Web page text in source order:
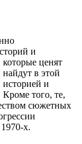
и
ценят
в этой
историей и
того, те,
сюжетных
х.